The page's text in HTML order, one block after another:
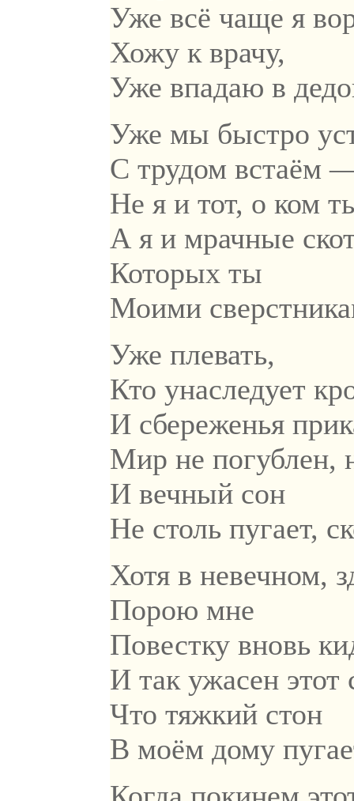
Уже всё чаще я
Хожу к врачу,
Уже впадаю в
Уже мы быстро
С трудом встаём
Не я и тот, о ком
А я и мрачные
Которых ты
Моими
Уже плевать,
Кто унаследует
И сбереженья
Мир не погублен,
И вечный сон
Не столь пугает,
Хотя в невечном,
Порою мне
Повестку вновь
И так ужасен этот
Что тяжкий стон
В моём дому